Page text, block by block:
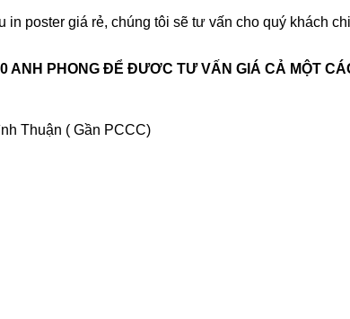
in poster giá rẻ, chúng tôi sẽ tư vấn cho quý khách
ANH PHONG ĐỂ ĐƯƠC TƯ VẤN GIÁ CẢ MỘT
Thuận ( Gần PCCC)